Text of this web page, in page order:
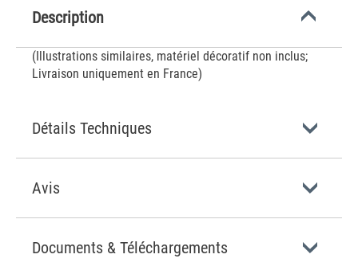
Description
(Illustrations similaires, matériel décoratif non inclus;
Livraison uniquement en France)
Détails Techniques
Avis
Documents & Téléchargements